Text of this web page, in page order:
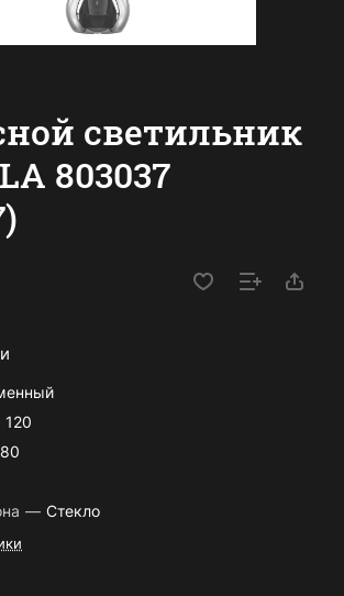
светильник
803037
120
— Стекло